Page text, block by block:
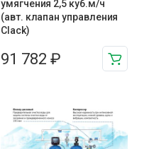
умягчения 2,5 куб.м/ч
(авт. клапан управления
Clack)
91 782 ₽